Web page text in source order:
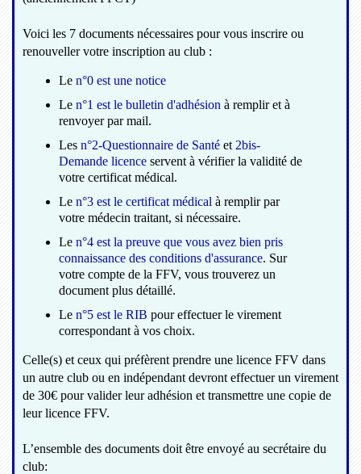
Voici les 7 documents nécessaires pour vous inscrire ou
renouveller votre inscription au club :
Le n°0 est une notice
Le n°1 est le bulletin d'adhésion à remplir et à
renvoyer par mail.
Les n°2-Questionnaire de Santé et 2bis-
Demande licence servent à vérifier la validité de
votre certificat médical.
Le n°3 est le certificat médical à remplir par
votre médecin traitant, si nécessaire.
Le n°4 est la preuve que vous avez bien pris
connaissance des conditions d'assurance. Sur
votre compte de la FFV, vous trouverez un
document plus détaillé.
Le n°5 est le RIB pour effectuer le virement
correspondant à vos choix.
Celle(s) et ceux qui préfèrent prendre une licence FFV dans
un autre club ou en indépendant devront effectuer un virement
de 30€ pour valider leur adhésion et transmettre une copie de
leur licence FFV.
L’ensemble des documents doit être envoyé au secrétaire du
club: